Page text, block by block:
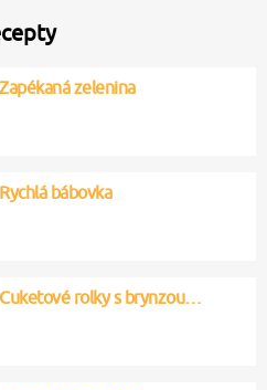
Rychlá bábovka
Cuketové rolky s brynzou…
Zapékaná zelenina